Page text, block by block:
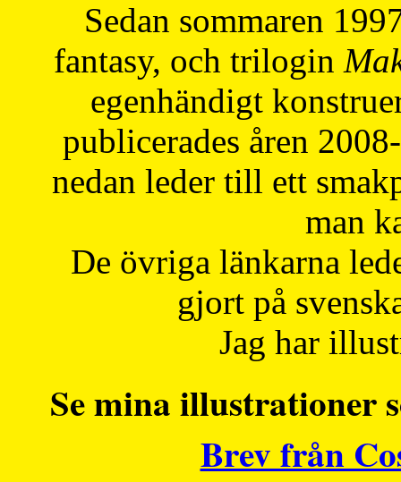
Sedan sommaren
fantasy, och trilogin
egenhändigt
publicerades åren
nedan leder till ett
man
De övriga länkarna
gjort på
Jag har
Se mina illustrationer
Brev från